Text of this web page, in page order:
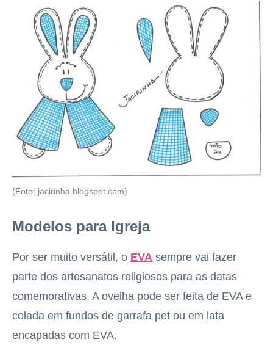
(Foto: jacirinha.blogspot.com)
Modelos para Igreja
Por ser muito versátil, o EVA sempre vai fazer
parte dos artesanatos religiosos para as datas
comemorativas. A ovelha pode ser feita de EVA e
colada em fundos de garrafa pet ou em lata
encapadas com EVA.